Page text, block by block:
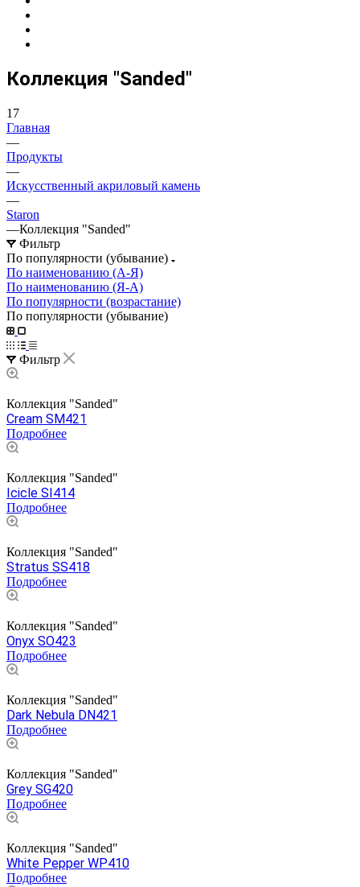
Коллекция "Sanded"
17
Главная
—
Продукты
—
Искусственный акриловый камень
—
Staron
—Коллекция "Sanded"
Фильтр
По популярности (убывание)
По наименованию (А-Я)
По наименованию (Я-А)
По популярности (возрастание)
По популярности (убывание)
Фильтр
Коллекция "Sanded"
Cream SM421
Подробнее
Коллекция "Sanded"
Icicle SI414
Подробнее
Коллекция "Sanded"
Stratus SS418
Подробнее
Коллекция "Sanded"
Onyx SO423
Подробнее
Коллекция "Sanded"
Dark Nebula DN421
Подробнее
Коллекция "Sanded"
Grey SG420
Подробнее
Коллекция "Sanded"
White Pepper WP410
Подробнее